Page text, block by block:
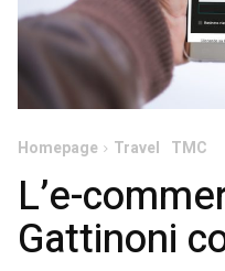
Homepage Travel TMC
L’e-
Gattinoni